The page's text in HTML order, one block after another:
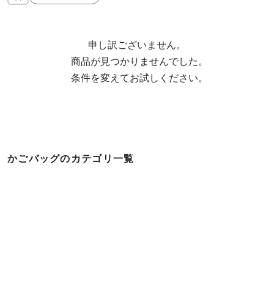
申し訳ございません。
  条件を変えてお試しください。
かごバッグのカテゴリ一覧